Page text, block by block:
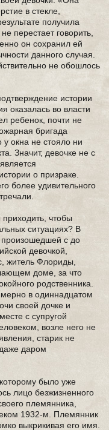
в стекле,
получила
перестает говорить,
он сохранил ей
данного случая.
не обошлось
истории
оказалась во власти
ребенок, почти не
бригада
окна не стояло ни
Значит, девочке не с
о призраке.
более удивительного
чтобы
ситуациях? В
произошедшей с до
девочкой,
житель Флориды,
доме, за что
родственника.
в одиннадцатом
своей дочке и
с супругой
возле него не
старик не
даром
было уже
лицо безжизненного
племянника,
1932-м. Племянник
выкрикивая его имя.